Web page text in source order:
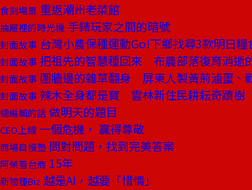
食刻場景 重返潮州老菜館
抽屜裡的時光機 手錶玩家之間的暗號
封面故事 台灣小農保種運動Go!下鄉找尋3款明日糧
封面故事 把祖先的智慧種回來 布農部落復育消逝
封面故事 圍牆邊的雜草翻身 屏東人製黃荊滷蛋、
封面故事 辣木全身都是寶 雲林新住民耕耘奇蹟樹
總編輯的話 做明天的題目
CEO上線 一個危機， 贏得尊敬
商場自慢塾 問對問題，找到完美答案
阿榮看台商 15年
新物種Biz 越是AI，越要「惜情」